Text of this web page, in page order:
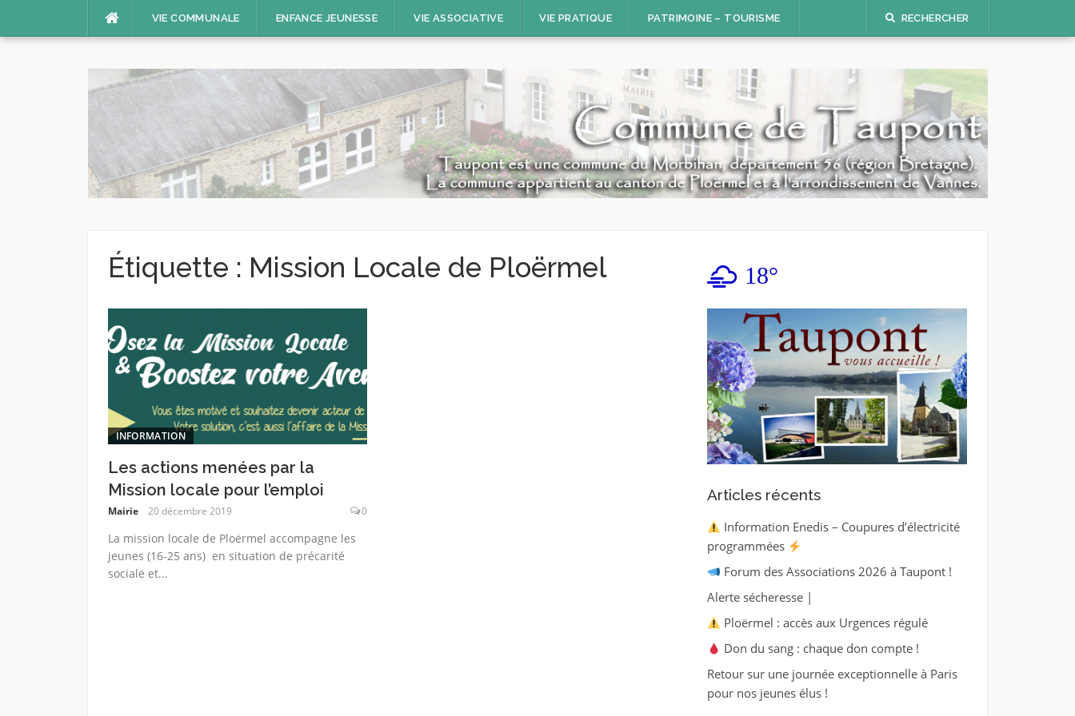
VIE COMMUNALE ENFANCE JEUNESSE VIE ASSOCIATIVE VIE PRATIQUE PATRIMOINE – TOURISME RECHERCHER
Étiquette : Mission Locale de Ploërmel
INFORMATION
Les actions menées par la
Mission locale pour l’emploi
Mairie 20 décembre 2019 0
La mission locale de Ploërmel accompagne les
jeunes (16-25 ans) en situation de précarité
sociale et...
18°
Articles récents
Information Enedis – Coupures d’électricité
programmées
Forum des Associations 2026 à Taupont !
Alerte sécheresse |
Ploërmel : accès aux Urgences régulé
Don du sang : chaque don compte !
Retour sur une journée exceptionnelle à Paris
pour nos jeunes élus !